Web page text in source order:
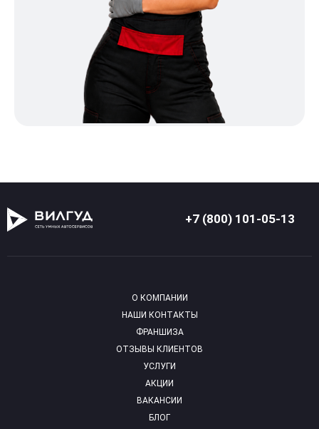
+7 (800) 101-05-13
О КОМПАНИИ
НАШИ КОНТАКТЫ
ФРАНШИЗА
ОТЗЫВЫ КЛИЕНТОВ
УСЛУГИ
АКЦИИ
ВАКАНСИИ
БЛОГ